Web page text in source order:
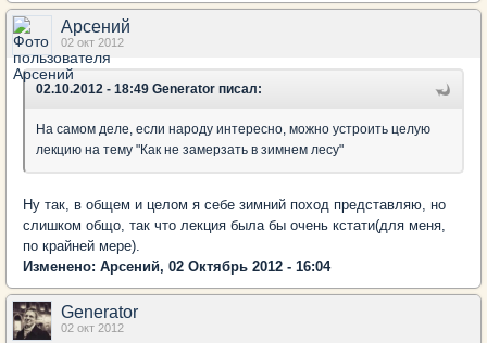
Арсений
02 окт 2012
02.10.2012 - 18:49 Generator писал:
На самом деле, если народу интересно, можно устроить целую
лекцию на тему "Как не замерзать в зимнем лесу"
Ну так, в общем и целом я себе зимний поход представляю, но
слишком общо, так что лекция была бы очень кстати(для меня,
по крайней мере).
Изменено: Арсений, 02 Октябрь 2012 - 16:04
Generator
02 окт 2012